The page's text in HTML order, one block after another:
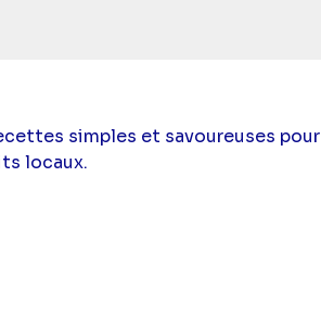
simples et savoureuses
locaux.